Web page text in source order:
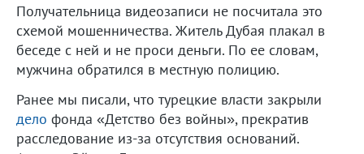
Получательница видеозаписи не посчитала это
схемой мошенничества. Житель Дубая плакал в
беседе с ней и не проси деньги. По ее словам,
мужчина обратился в местную полицию.
Ранее мы писали, что турецкие власти закрыли
дело фонда «Детство без войны», прекратив
расследование из-за отсутствия оснований.